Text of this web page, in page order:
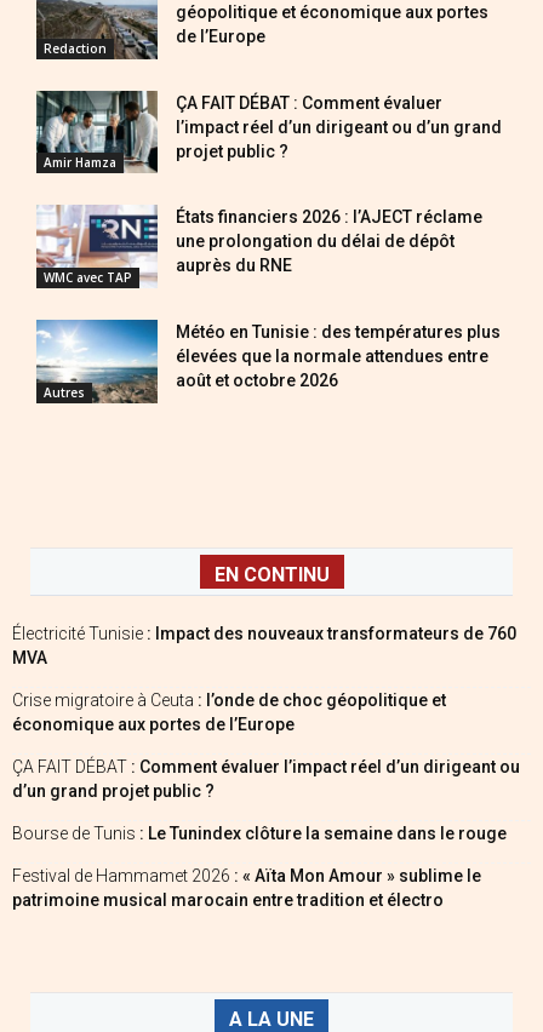
Redaction
géopolitique et économique aux portes
de l’Europe
Amir Hamza
ÇA FAIT DÉBAT : Comment évaluer
l’impact réel d’un dirigeant ou d’un grand
projet public ?
WMC avec TAP
États financiers 2026 : l’AJECT réclame
une prolongation du délai de dépôt
auprès du RNE
Autres
Météo en Tunisie : des températures plus
élevées que la normale attendues entre
août et octobre 2026
EN CONTINU
Électricité Tunisie : Impact des nouveaux transformateurs de 760
MVA
Crise migratoire à Ceuta : l’onde de choc géopolitique et
économique aux portes de l’Europe
ÇA FAIT DÉBAT : Comment évaluer l’impact réel d’un dirigeant ou
d’un grand projet public ?
Bourse de Tunis : Le Tunindex clôture la semaine dans le rouge
Festival de Hammamet 2026 : « Aïta Mon Amour » sublime le
patrimoine musical marocain entre tradition et électro
A LA UNE